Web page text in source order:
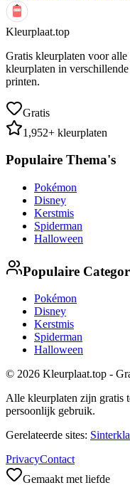
Kleurplaat.top
Gratis kleurplaten voor alle
kleurplaten in
printen.
Gratis
1,952+ kleurplaten
Populaire Thema's
Pokémon
Disney
Kerstmis
Spiderman
Halloween
Populaire
Pokémon
Disney
Kerstmis
Spiderman
Halloween
© 2026 Kleurplaat.top -
Alle kleurplaten zijn gratis
persoonlijk gebruik.
Gerelateerde sites:
PrivacyContact
Gemaakt met liefde